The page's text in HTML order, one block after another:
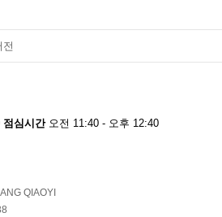
전
점심시간오전 11:40 - 오후 12:40
QIAOYI